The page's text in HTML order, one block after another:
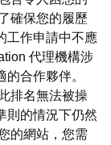
確保您的履歷
工作申請中不應
代理機構涉
合作夥伴。
排名無法被操
則的情況下仍然
的網站，您需